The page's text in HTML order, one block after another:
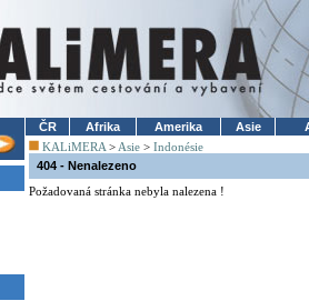
ČR Afrika Amerika Asie
KALiMERA > Asie > Indonésie
404 - Nenalezeno
Požadovaná stránka nebyla nalezena !